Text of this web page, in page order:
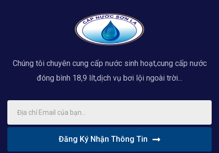
Chúng tôi chuyên cung cấp nước sinh hoạt,cung cấp nước
đóng bình 18,9 lít,dịch vụ bơi lội ngoài trời...
Đăng Ký Nhận Thông Tin